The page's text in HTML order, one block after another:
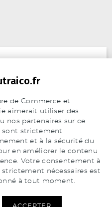
ferritiques,
...)
cuivre au béryllium,
Mentions légales
de Commerce et
aimerait utiliser des
nos partenaires sur ce
sont strictement
et à la sécurité du
en améliorer le contenu
Votre consentement à
nécessaires est
à tout moment.